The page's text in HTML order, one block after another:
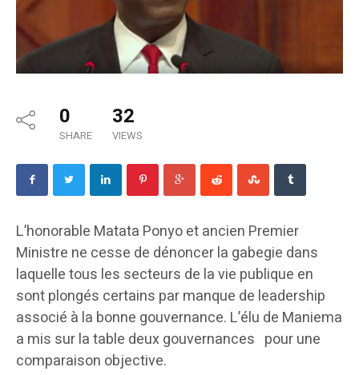
0
SHARE
32
VIEWS
L’honorable Matata Ponyo et ancien Premier
Ministre ne cesse de dénoncer la gabegie dans
laquelle tous les secteurs de la vie publique en
sont plongés certains par manque de leadership
associé à la bonne gouvernance. L’élu de Maniema
a mis sur la table deux gouvernances pour une
comparaison objective.